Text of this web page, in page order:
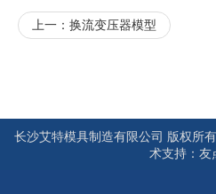
上一： 换流变压器模型
长沙艾特模具制造有限公司 版权所有
术支持： 友